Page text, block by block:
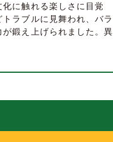
に触れる楽しさに目覚
ラブルに見舞われ、バラ
鍛え上げられました。異